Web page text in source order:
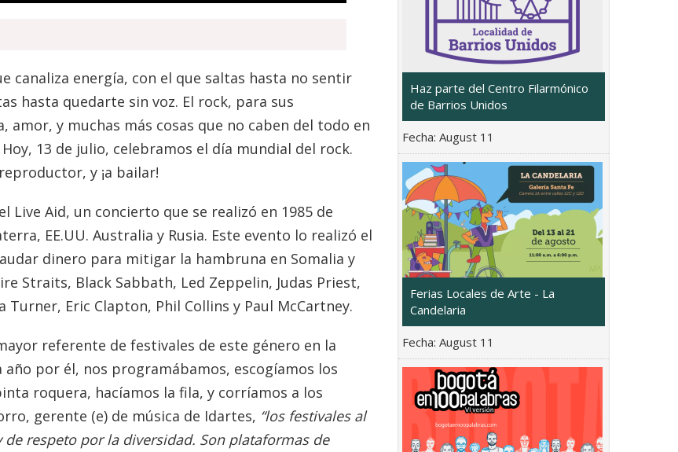
canaliza energía, con el que saltas hasta no sentir
hasta quedarte sin voz. El rock, para sus
y muchas más cosas que no caben del todo en
13 de julio, celebramos el día mundial del rock.
y ¡a bailar!
Live Aid, un concierto que se realizó en 1985 de
EE.UU. Australia y Rusia. Este evento lo realizó el
dinero para mitigar la hambruna en Somalia y
Straits, Black Sabbath, Led Zeppelin, Judas Priest,
Eric Clapton, Phil Collins y Paul McCartney.
referente de festivales de este género en la
por él, nos programábamos, escogíamos los
roquera, hacíamos la fila, y corríamos a los
gerente (e) de música de Idartes, “los festivales al
respeto por la diversidad. Son plataformas de
Haz parte del Centro Filarmónico
de Barrios Unidos
Fecha: August 11
Ferias Locales de Arte - La
Candelaria
Fecha: August 11